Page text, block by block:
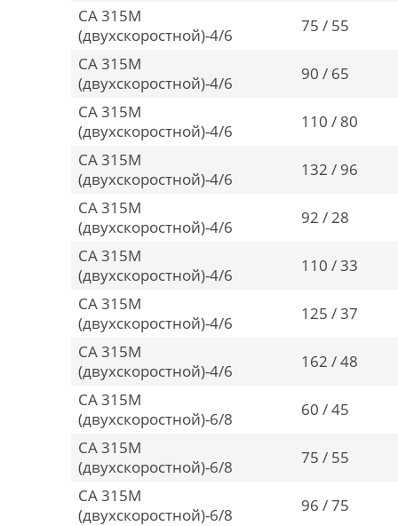
CA 315M
(двухскоростной)-4/6
75 / 55
CA 315M
(двухскоростной)-4/6
90 / 65
CA 315M
(двухскоростной)-4/6
110 / 80
CA 315M
(двухскоростной)-4/6
132 / 96
CA 315M
(двухскоростной)-4/6
92 / 28
CA 315M
(двухскоростной)-4/6
110 / 33
CA 315M
(двухскоростной)-4/6
125 / 37
CA 315M
(двухскоростной)-4/6
162 / 48
CA 315M
(двухскоростной)-6/8
60 / 45
CA 315M
(двухскоростной)-6/8
75 / 55
CA 315M
(двухскоростной)-6/8
96 / 75